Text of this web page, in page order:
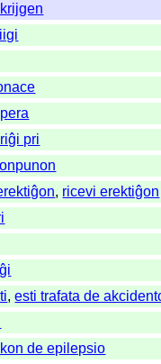
pri
, ricevi erektiĝon
,esti trafata de
de epilepsio